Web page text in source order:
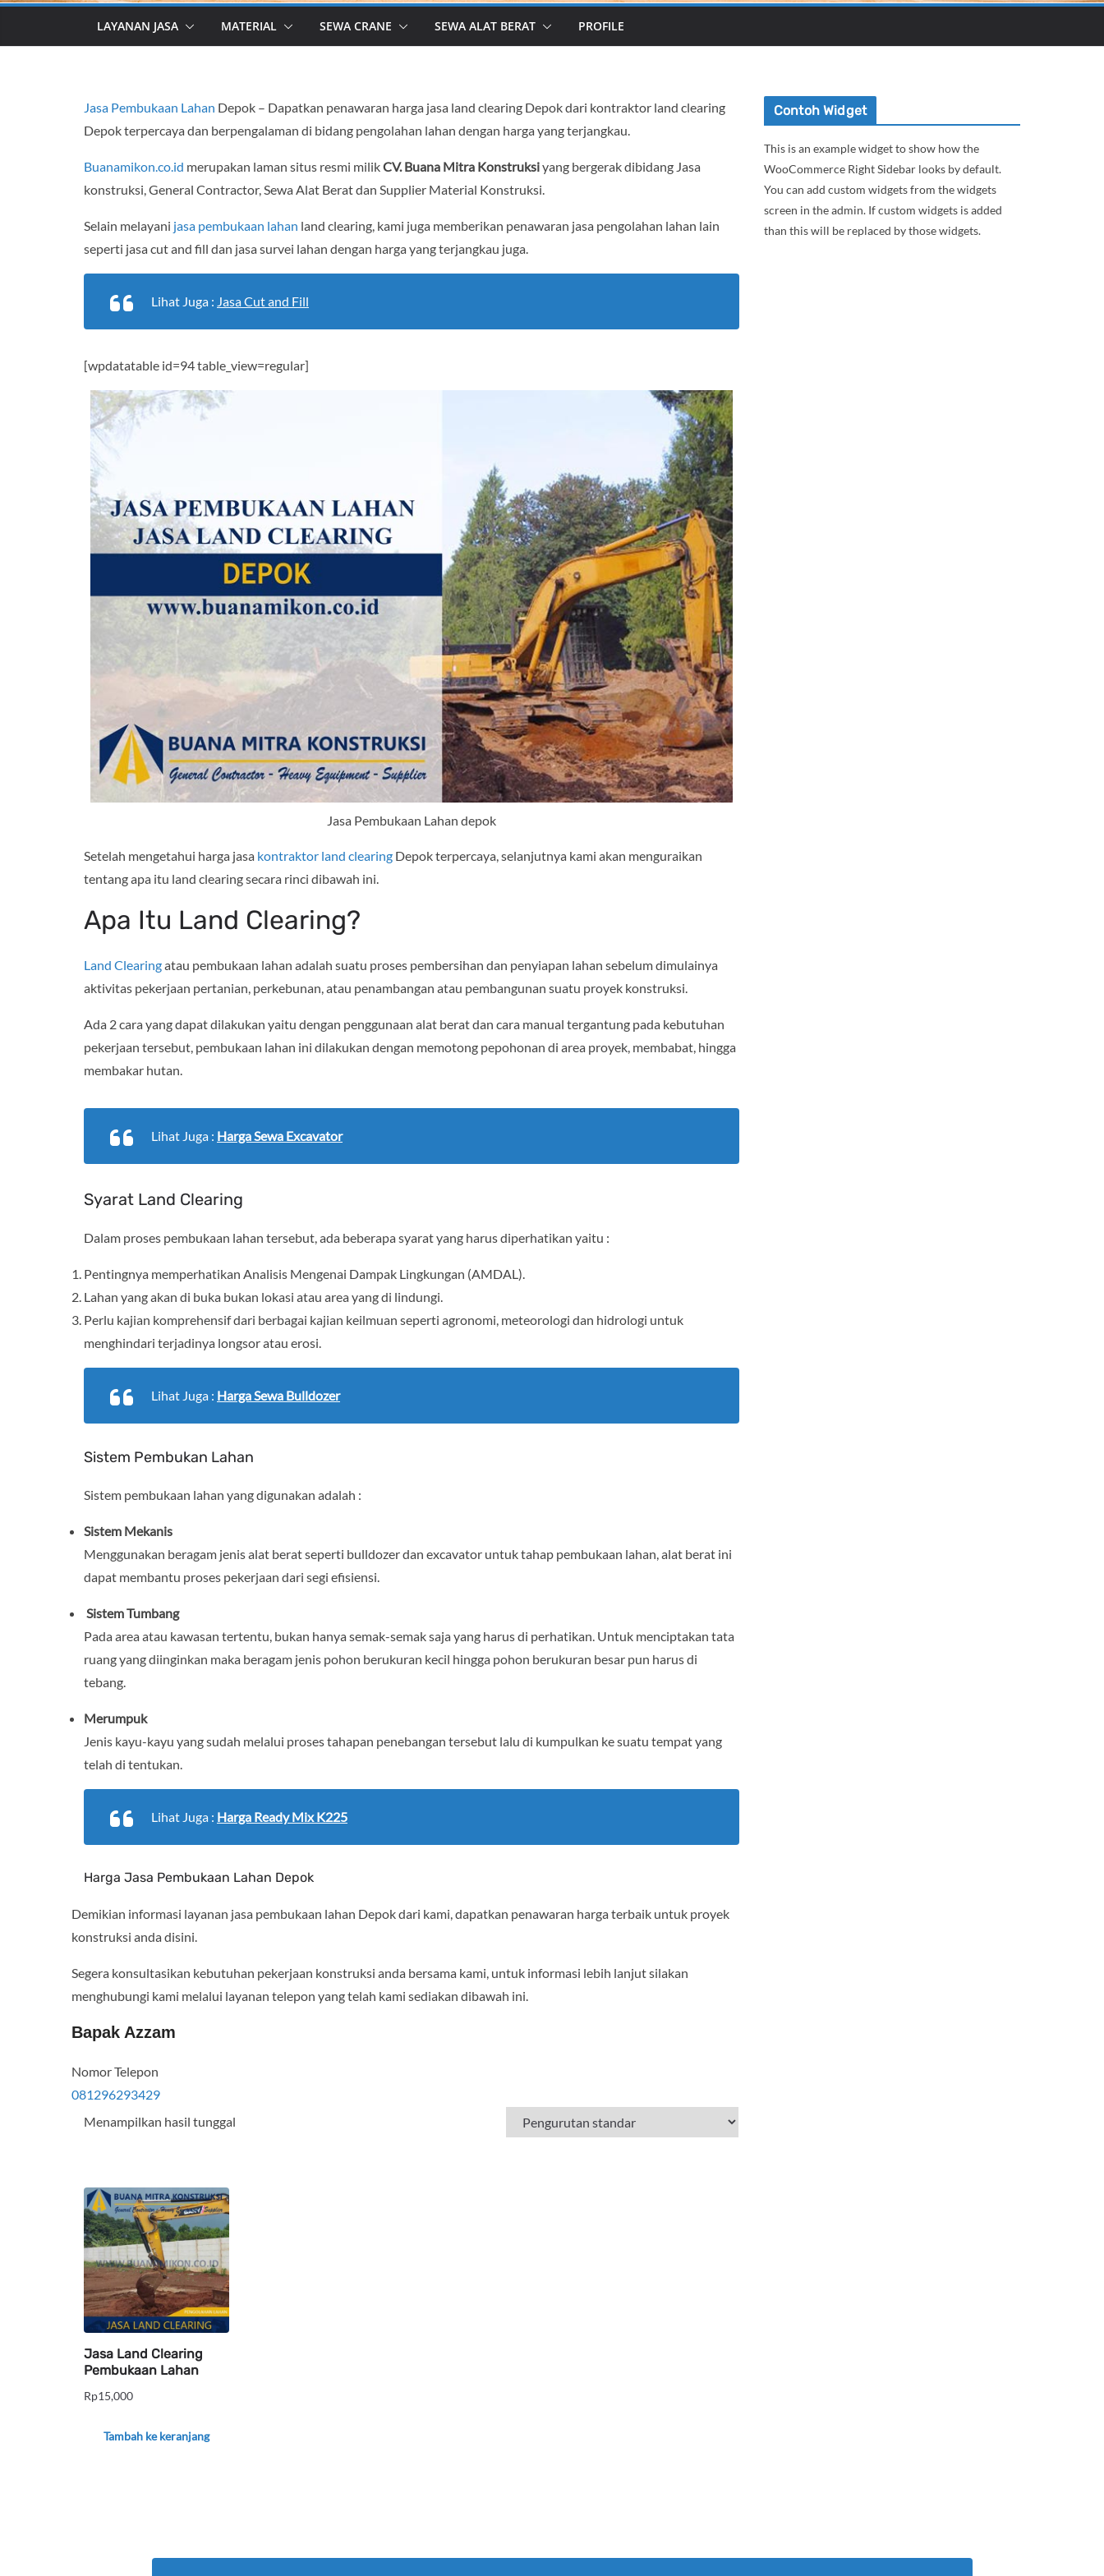
LAYANAN JASA MATERIAL SEWA CRANE SEWA ALAT BERAT PROFILE
Jasa Pembukaan Lahan Depok – Dapatkan penawaran harga jasa land clearing Depok dari kontraktor land clearing
Depok terpercaya dan berpengalaman di bidang pengolahan lahan dengan harga yang terjangkau.
Buanamikon.co.id merupakan laman situs resmi milikCV. Buana Mitra Konstruksiyang bergerak dibidang Jasa
konstruksi, General Contractor, Sewa Alat Berat dan Supplier Material Konstruksi.
Selain melayani jasa pembukaan lahan land clearing, kami juga memberikan penawaran jasa pengolahan lahan lain
seperti jasa cut and fill dan jasa survei lahan dengan harga yang terjangkau juga.
Lihat Juga : Jasa Cut and Fill
[wpdatatable id=94 table_view=regular]
Jasa Pembukaan Lahan depok
Setelah mengetahui harga jasa kontraktor land clearing Depok terpercaya, selanjutnya kami akan menguraikan
tentang apa itu land clearing secara rinci dibawah ini.
Apa Itu Land Clearing?
Land Clearingatau pembukaan lahan adalah suatu proses pembersihan dan penyiapan lahan sebelum dimulainya
aktivitas pekerjaan pertanian, perkebunan, atau penambangan atau pembangunan suatu proyek konstruksi.
Ada 2 cara yang dapat dilakukan yaitu dengan penggunaan alat berat dan cara manual tergantung pada kebutuhan
pekerjaan tersebut, pembukaan lahan ini dilakukan dengan memotong pepohonan di area proyek, membabat, hingga
membakar hutan.
Lihat Juga : Harga Sewa Excavator
Syarat Land Clearing
Dalam proses pembukaan lahan tersebut, ada beberapa syarat yang harus diperhatikan yaitu :
Pentingnya memperhatikan Analisis Mengenai Dampak Lingkungan (AMDAL).
Lahan yang akan di buka bukan lokasi atau area yang di lindungi.
Perlu kajian komprehensif dari berbagai kajian keilmuan seperti agronomi, meteorologi dan hidrologi untuk
menghindari terjadinya longsor atau erosi.
Lihat Juga : Harga Sewa Bulldozer
Sistem Pembukan Lahan
Sistem pembukaan lahan yang digunakan adalah :
Sistem Mekanis
Menggunakan beragam jenis alat berat seperti bulldozer dan excavator untuk tahap pembukaan lahan, alat berat ini
dapat membantu proses pekerjaan dari segi efisiensi.
Sistem Tumbang
Pada area atau kawasan tertentu, bukan hanya semak-semak saja yang harus di perhatikan. Untuk menciptakan tata
ruang yang diinginkan maka beragam jenis pohon berukuran kecil hingga pohon berukuran besar pun harus di
tebang.
Merumpuk
Jenis kayu-kayu yang sudah melalui proses tahapan penebangan tersebut lalu di kumpulkan ke suatu tempat yang
telah di tentukan.
Lihat Juga : Harga Ready Mix K225
Harga Jasa Pembukaan Lahan Depok
Demikian informasi layanan jasa pembukaan lahan Depok dari kami, dapatkan penawaran harga terbaik untuk proyek
konstruksi anda disini.
Segera konsultasikan kebutuhan pekerjaan konstruksi anda bersama kami, untuk informasi lebih lanjut silakan
menghubungi kami melalui layanan telepon yang telah kami sediakan dibawah ini.
Bapak Azzam
Nomor Telepon
081296293429
Menampilkan hasil tunggal
Jasa Land Clearing
Pembukaan Lahan
Rp15,000
Tambah ke keranjang
Contoh Widget
This is an example widget to show how the
WooCommerce Right Sidebar looks by default.
You can add custom widgets from the widgets
screen in the admin. If custom widgets is added
than this will be replaced by those widgets.